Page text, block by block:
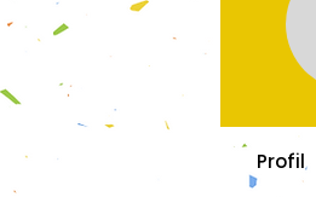
Profil